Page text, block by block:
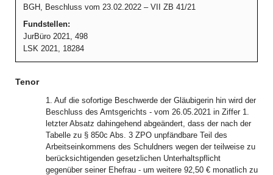
BGH, Beschluss vom 23.02.2022 – VII ZB 41/21
Fundstellen:
JurBüro 2021, 498
LSK 2021, 18284
Tenor
1. Auf die sofortige Beschwerde der Gläubigerin hin wird der
Beschluss des Amtsgerichts - vom 26.05.2021 in Ziffer 1.
letzter Absatz dahingehend abgeändert, dass der nach der
Tabelle zu § 850c Abs. 3 ZPO unpfändbare Teil des
Arbeitseinkommens des Schuldners wegen der teilweise zu
berücksichtigenden gesetzlichen Unterhaltspflicht
gegenüber seiner Ehefrau - um weitere 92,50 € monatlich zu